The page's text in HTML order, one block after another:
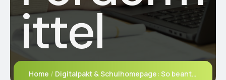
ittel
Home Digitalpakt & Schulhomepage: So beantragen Sie Fördermittel